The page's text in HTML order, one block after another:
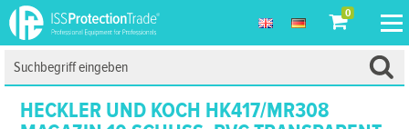
0
HECKLER UND KOCH HK417/MR308